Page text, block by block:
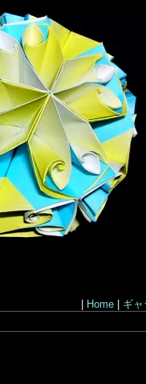
ギ
Home